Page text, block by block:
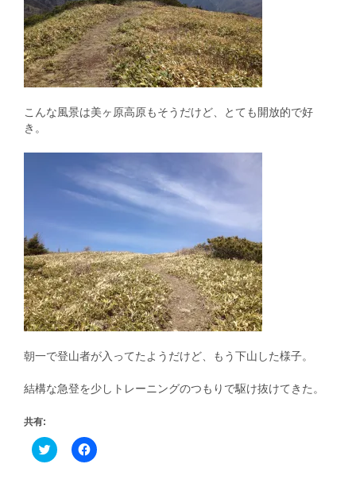
こんな風景は美ヶ原高原もそうだけど、とても開放的で好
き。
朝一で登山者が入ってたようだけど、もう下山した様子。
結構な急登を少しトレーニングのつもりで駆け抜けてきた。
共有:
ク
リ
Facebook
で